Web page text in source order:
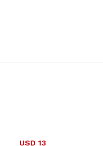
USD 13